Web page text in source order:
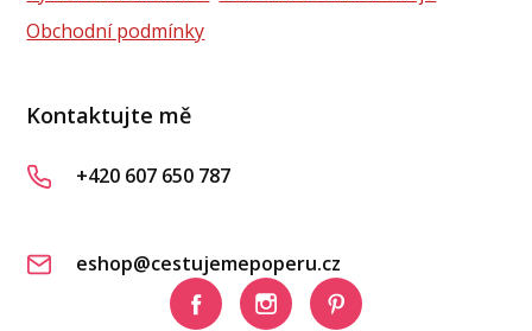
Obchodní podmínky
Kontaktujte mě
+420 607 650 787
eshop@cestujemepoperu.cz